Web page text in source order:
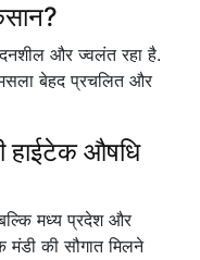
और ज्वलंत रहा है.
बेहद प्रचलित और
हाईटेक औषधि
मध्य प्रदेश और
मंडी की सौगात मिलने